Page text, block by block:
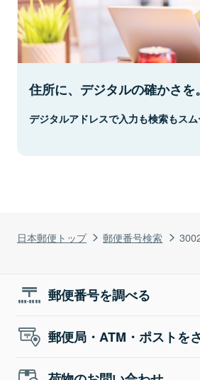
日本郵便トップ 郵便番号検索
住所に、デジタルの確かさを。
デジタルアドレスで入力も検索もスム
郵便番号を調べる
郵便局・ATM・ポストを